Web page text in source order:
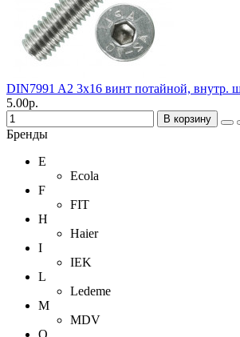
DIN7991 A2 3х16 винт потайной, внутр.
5.00р.
В корзину
Бренды
E
Ecola
F
FIT
H
Haier
I
IEK
L
Ledeme
M
MDV
O